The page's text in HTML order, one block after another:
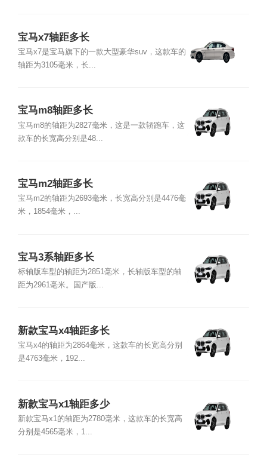
宝马x7轴距多长
宝马x7是宝马旗下的一款大型豪华suv，这款车的
轴距为3105毫米，长...
宝马m8轴距多长
宝马m8的轴距为2827毫米，这是一款轿跑车，这
款车的长宽高分别是48...
宝马m2轴距多长
宝马m2的轴距为2693毫米，长宽高分别是4476毫
米，1854毫米，...
宝马3系轴距多长
标轴版车型的轴距为2851毫米，长轴版车型的轴
距为2961毫米。国产版...
新款宝马x4轴距多长
宝马x4的轴距为2864毫米，这款车的长宽高分别
是4763毫米，192...
新款宝马x1轴距多少
新款宝马x1的轴距为2780毫米，这款车的长宽高
分别是4565毫米，1...